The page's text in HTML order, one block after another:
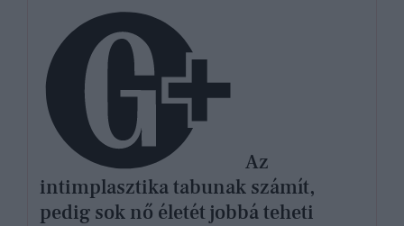
Az
intimplasztika tabunak számít,
pedig sok nő életét jobbá teheti